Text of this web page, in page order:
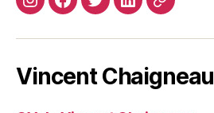
InstagramFacebook
TwitterLinkedin
Site
Vincent Chaigneau